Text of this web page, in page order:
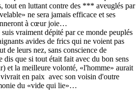
tout en luttant contre des *** aveuglés par
ne sera jamais efficace et ses
à cœur joie…
vraiment dépité par ce monde peuplés
avides de frics qui ne voient pas
de leurs nez, sans conscience de
dis que si tout était fait avec du bon sens
et la meilleure volonté, «l'homme» aurait
en paix avec son voisin d'outre
du «vide qui lie»…